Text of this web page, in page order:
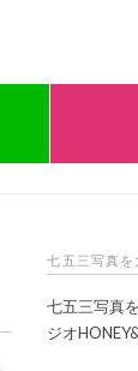
七五三写真を
七五三写真
ジオ